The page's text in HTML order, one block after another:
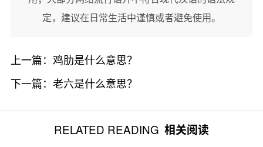
定，建议在日常生活中谨慎或者避免使用。
上一篇： 鸡肋是什么意思？
下一篇： 老六是什么意思？
RELATED READING 相关阅读